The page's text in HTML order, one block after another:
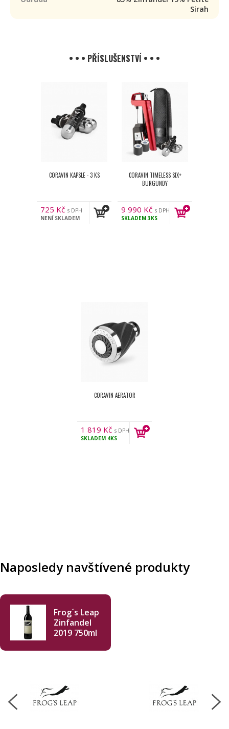
Sirah
• • • PŘÍSLUŠENSTVÍ • • •
CORAVIN KAPSLE - 3 KS
725 Kč s DPH
NENÍ SKLADEM
CORAVIN TIMELESS SIX+
BURGUNDY
9 990 Kč s DPH
SKLADEM3KS
CORAVIN AERATOR
1 819 Kč s DPH
SKLADEM 4KS
Naposledy navštívené produkty
Frog´s Leap
Zinfandel
2019 750ml